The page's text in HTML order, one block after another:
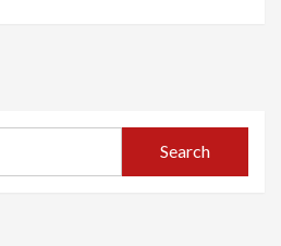
Search